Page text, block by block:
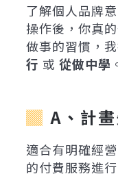
了解個人品牌
操作後，你真
做事的習慣，
行 或 從做中學
A、計
適合有明確經
的付費服務進